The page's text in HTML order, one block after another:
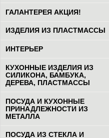
ГАЛАНТЕРЕЯ АКЦИЯ!
ИЗДЕЛИЯ ИЗ ПЛАСТМАССЫ
ИНТЕРЬЕР
КУХОННЫЕ ИЗДЕЛИЯ ИЗ
СИЛИКОНА, БАМБУКА,
ДЕРЕВА, ПЛАСТМАССЫ
ПОСУДА И КУХОННЫЕ
ПРИНАДЛЕЖНОСТИ ИЗ
МЕТАЛЛА
ПОСУДА ИЗ СТЕКЛА И